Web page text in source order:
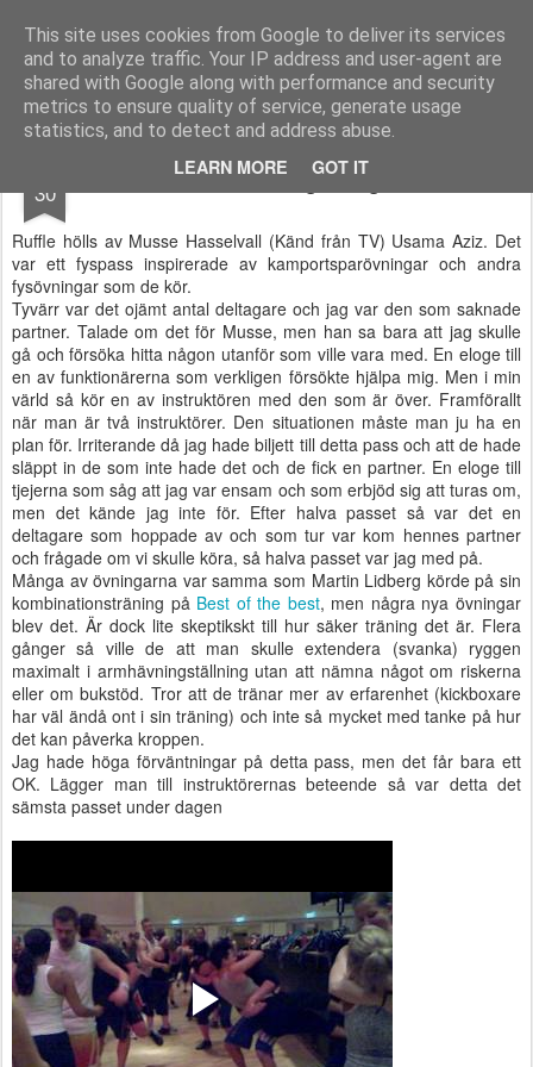
This site uses cookies from Google to deliver its services
and to analyze traffic. Your IP address and user-agent are
shared with Google along with performance and security
metrics to ensure quality of service, generate usage
statistics, and to detect and address abuse.
LEARN MORE GOT IT
Functional Fitness by Mattias - Träningsinspiration & träningsfilmer
Pages
30 Ruffle - Riktigt dålig stil
Ruffle hölls av Musse Hasselvall (Känd från TV) Usama Aziz. Det
var ett fyspass inspirerade av kamportsparövningar och andra
fysövningar som de kör.
Tyvärr var det ojämt antal deltagare och jag var den som saknade
partner. Talade om det för Musse, men han sa bara att jag skulle
gå och försöka hitta någon utanför som ville vara med. En eloge till
en av funktionärerna som verkligen försökte hjälpa mig. Men i min
värld så kör en av instruktören med den som är över. Framförallt
när man är två instruktörer. Den situationen måste man ju ha en
plan för. Irriterande då jag hade biljett till detta pass och att de hade
släppt in de som inte hade det och de fick en partner. En eloge till
tjejerna som såg att jag var ensam och som erbjöd sig att turas om,
men det kände jag inte för. Efter halva passet så var det en
deltagare som hoppade av och som tur var kom hennes partner
och frågade om vi skulle köra, så halva passet var jag med på.
Många av övningarna var samma som Martin Lidberg körde på sin
kombinationsträning på Best of the best, men några nya övningar
blev det. Är dock lite skeptikskt till hur säker träning det är. Flera
gånger så ville de att man skulle extendera (svanka) ryggen
maximalt i armhävningställning utan att nämna något om riskerna
eller om bukstöd. Tror att de tränar mer av erfarenhet (kickboxare
har väl ändå ont i sin träning) och inte så mycket med tanke på hur
det kan påverka kroppen.
Jag hade höga förväntningar på detta pass, men det får bara ett
OK. Lägger man till instruktörernas beteende så var detta det
sämsta passet under dagen